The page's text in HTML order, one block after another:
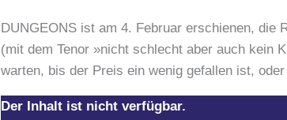
DUNGEONS ist am 4. Febru­ar erschie­nen, die
(mit dem Tenor »nicht schlecht aber auch kein
war­ten, bis der Preis ein wenig gefal­len ist,
Der Inhalt ist nicht verfügbar.